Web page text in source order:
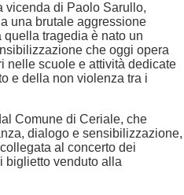
vicenda di Paolo Sarullo,
una brutale aggressione
tragedia è nato un
che oggi opera
nelle scuole e attività dedicate
e della non violenza tra i
Comune di Ceriale, che
dialogo e sensibilizzazione,
al concerto dei
biglietto venduto alla